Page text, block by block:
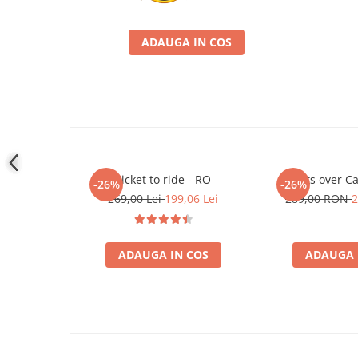
Yu-Gi-Oh!
Digimon Card Game
ADAUGA IN COS
-26%Ticket to ride - RO
269,00 Lei199,06 Lei
ADAUGA IN COS
-26%
Mists over
289,00 RON
ADAUGA